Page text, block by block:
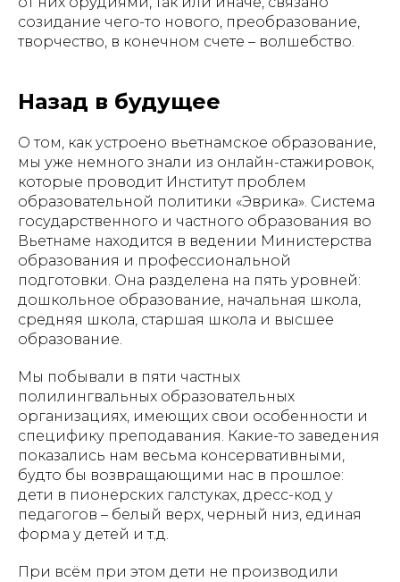
созидание чего-то нового, преобразование,
творчество, в конечном счете – волшебство.
Назад в будущее
О том, как устроено вьетнамское образование,
мы уже немного знали из онлайн-стажировок,
которые проводит Институт проблем
образовательной политики «Эврика». Система
государственного и частного образования во
Вьетнаме находится в ведении Министерства
образования и профессиональной
подготовки. Она разделена на пять уровней:
дошкольное образование, начальная школа,
средняя школа, старшая школа и высшее
образование.
Мы побывали в пяти частных
полилингвальных образовательных
организациях, имеющих свои особенности и
специфику преподавания. Какие-то заведения
показались нам весьма консервативными,
будто бы возвращающими нас в прошлое:
дети в пионерских галстуках, дресс-код у
педагогов – белый верх, черный низ, единая
форма у детей и т.д.
При всём при этом дети не производили